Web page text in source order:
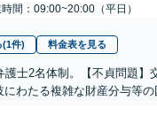
間：09:00~20:00（平日）
(1件) 料金表を見る
護士2名体制。【不貞問題
わたる複雑な財産分与等